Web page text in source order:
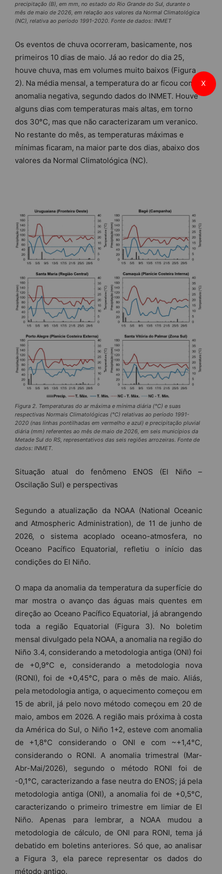
precipitação (B), em mm, no estado do Rio Grande do Sul, durante o
mês de maio de 2026, em relação aos valores da Normal Climatológica
(NC), relativa ao período 1991-2020. Fonte de dados: INMET
Os eventos de chuva ocorreram, basicamente, nos
primeiros 10 dias de maio. Já ao redor do dia 25,
houve chuva, mas em volumes muito baixos (Figura
2). Na média mensal, a temperatura do ar ficou com
anomalia negativa, segundo dados do INMET. Houve
alguns dias com temperaturas mais altas, em torno
dos 30°C, mas que não caracterizaram um veranico.
No restante do mês, as temperaturas máximas e
mínimas ficaram, na maior parte dos dias, abaixo dos
valores da Normal Climatológica (NC).
Figura 2. Temperaturas do ar máxima e mínima diária (°C) e suas
respectivas Normais Climatológicas (°C) relativas ao período 1991-
2020 (nas linhas pontilhadas em vermelho e azul) e precipitação pluvial
diária (mm) referentes ao mês de maio de 2026, em seis municípios da
Metade Sul do RS, representativos das seis regiões arrozeiras. Fonte de
dados: INMET.
Situação atual do fenômeno ENOS (El Niño –
Oscilação Sul) e perspectivas
Segundo a atualização da NOAA (National Oceanic
and Atmospheric Administration), de 11 de junho de
2026, o sistema acoplado oceano-atmosfera, no
Oceano Pacífico Equatorial, refletiu o início das
condições do El Niño.
O mapa da anomalia da temperatura da superfície do
mar mostra o avanço das águas mais quentes em
direção ao Oceano Pacífico Equatorial, já abrangendo
toda a região Equatorial (Figura 3). No boletim
mensal divulgado pela NOAA, a anomalia na região do
Niño 3.4, considerando a metodologia antiga (ONI) foi
de +0,9°C e, considerando a metodologia nova
(RONI), foi de +0,45°C, para o mês de maio. Aliás,
pela metodologia antiga, o aquecimento começou em
15 de abril, já pelo novo método começou em 20 de
maio, ambos em 2026. A região mais próxima à costa
da América do Sul, o Niño 1+2, esteve com anomalia
de +1,8°C considerando o ONI e com ~+1,4°C,
considerando o RONI. A anomalia trimestral (Mar-
Abr-Mai/2026), segundo o método RONI foi de
-0,1°C, caracterizando a fase neutra do ENOS; já pela
metodologia antiga (ONI), a anomalia foi de +0,5°C,
caracterizando o primeiro trimestre em limiar de El
Niño. Apenas para lembrar, a NOAA mudou a
metodologia de cálculo, de ONI para RONI, tema já
debatido em boletins anteriores. Só que, ao analisar
a Figura 3, ela parece representar os dados do
método antigo.
X